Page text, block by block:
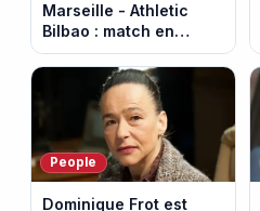
Marseille - Athletic
Bilbao : match en
direct sur Ligue 1+ à
17h30 (amical du 9
août 2026)
People
Dominique Frot est